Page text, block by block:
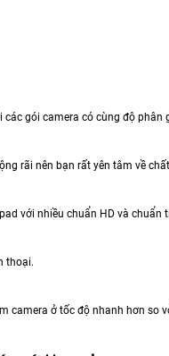
gói camera có cùng độ phân
rãi nên bạn rất yên tâm về
với nhiều chuẩn HD và chuẩn
thoại.
camera ở tốc độ nhanh hơn so